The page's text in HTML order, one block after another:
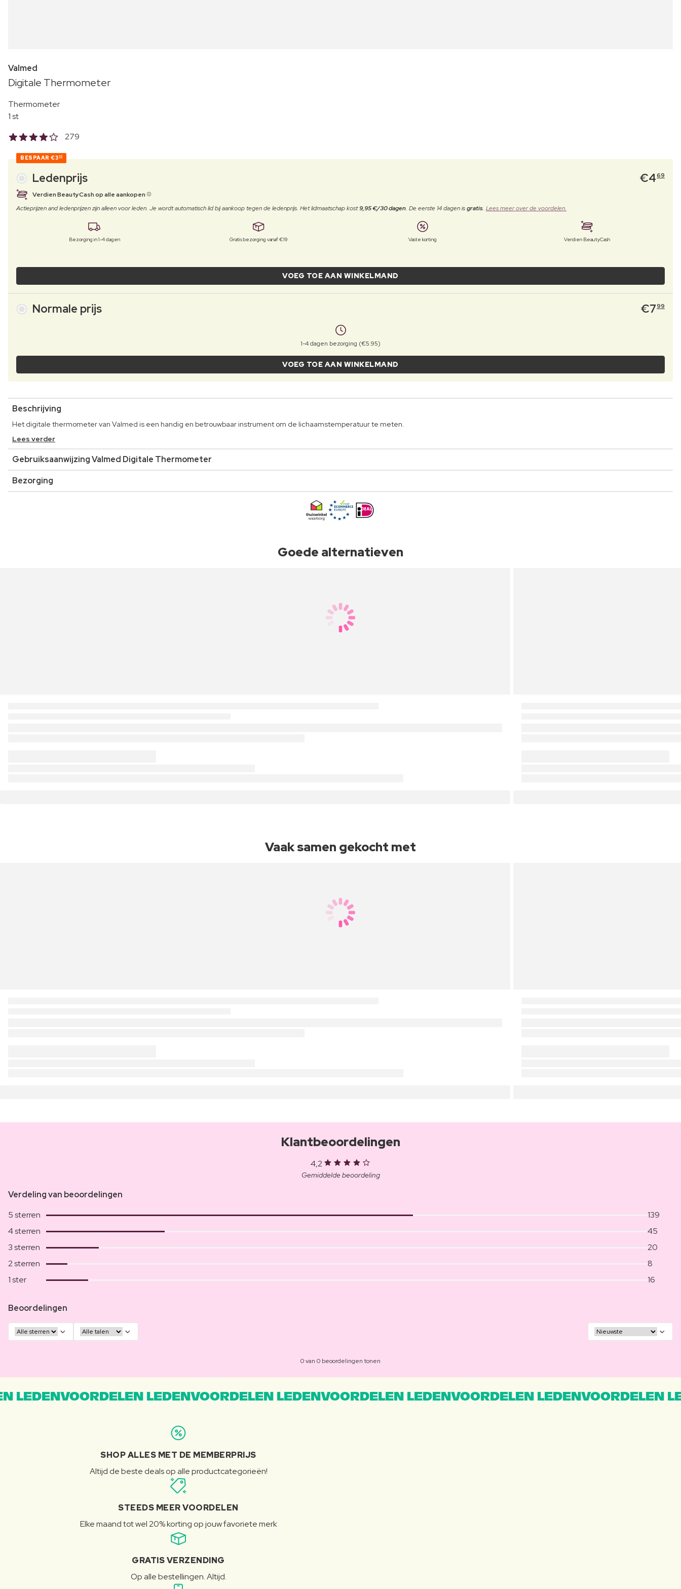
Valmed
Digitale Thermometer
Thermometer
1 st
279
BESPAAR €330
Ledenprijs €469
Verdien BeautyCash op alle aankopen
Actieprijzen and ledenprijzen zijn alleen voor leden. Je wordt automatisch lid bij aankoop tegen de ledenprijs. Het lidmaatschap kost9,95 €/30 dagen. De eerste 14 dagen isgratis. Lees meer over de voordelen.
Bezorging in 1-4 dagen Gratis bezorging vanaf €19 Vaste korting Verdien BeautyCash
VOEG TOE AAN WINKELMAND
Normale prijs €799
1-4 dagen bezorging (€5.95)
VOEG TOE AAN WINKELMAND
Beschrijving
Het digitale thermometer van Valmed is een handig en betrouwbaar instrument om de lichaamstemperatuur te meten.
Lees verder
Gebruiksaanwijzing Valmed Digitale Thermometer
Bezorging
Goede alternatieven
Vaak samen gekocht met
Klantbeoordelingen
4,2
Gemiddelde beoordeling
Verdeling van beoordelingen
5 sterren
139
4 sterren
45
3 sterren
20
2 sterren
8
1 ster
16
Beoordelingen
0 van 0 beoordelingen tonen
LEDENVOORDELEN LEDENVOORDELEN LEDENVOORDELEN LEDENVOORDELEN
SHOP ALLES MET DE MEMBERPRIJS
Altijd de beste deals op alle productcategorieën!
STEEDS MEER VOORDELEN
Elke maand tot wel 20% korting op jouw favoriete merk
GRATIS VERZENDING
Op alle bestellingen. Altijd.